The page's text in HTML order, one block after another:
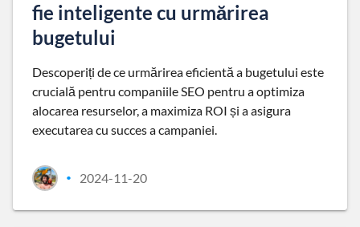
fie inteligente cu urmărirea
bugetului
Descoperiți de ce urmărirea eficientă a bugetului este
crucială pentru companiile SEO pentru a optimiza
alocarea resurselor, a maximiza ROI și a asigura
executarea cu succes a campaniei.
• 2024-11-20